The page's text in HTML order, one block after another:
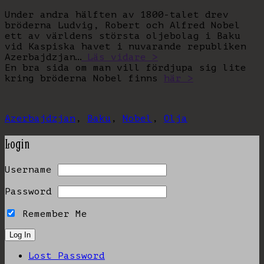
Under andra hälften av 1800-talet drev
bröderna Ludvig, Robert och Alfred Nobel
ett av världens största oljebolag i Baku
vid Kaspiska havet i nuvarande republiken
Azerbajdzjan… Läs vidare >
En bra sida om man vill fördjupa sig lite
kring bröderna Nobel finns här >
Azerbajdzjan , Baku , Nobel , Olja
Login
Username
Password
Remember Me
Lost Password